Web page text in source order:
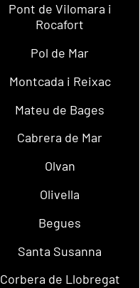
Pont de Vilomara i
Rocafort
Pol de Mar
Montcada i Reixac
Mateu de Bages
Cabrera de Mar
Olvan
Olivella
Begues
Santa Susanna
Corbera de Llobregat